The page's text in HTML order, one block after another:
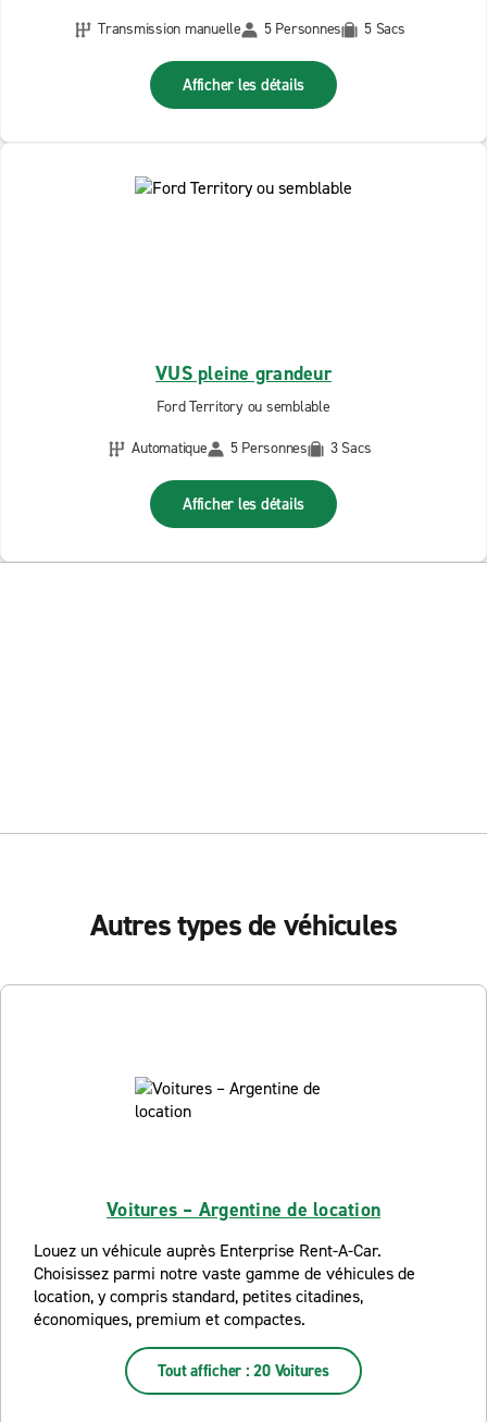
Transmission manuelle 5 Personnes 5 Sacs
Afficher les détails
VUS pleine grandeur
Ford Territory ou semblable
Automatique
5 Personnes 3 Sacs
Afficher les détails
Autres types de véhicules
Voitures – Argentine de location
Louez un véhicule auprès Enterprise Rent-A-Car.
Choisissez parmi notre vaste gamme de véhicules de
location, y compris standard, petites citadines,
économiques, premium et compactes.
Tout afficher : 20 Voitures